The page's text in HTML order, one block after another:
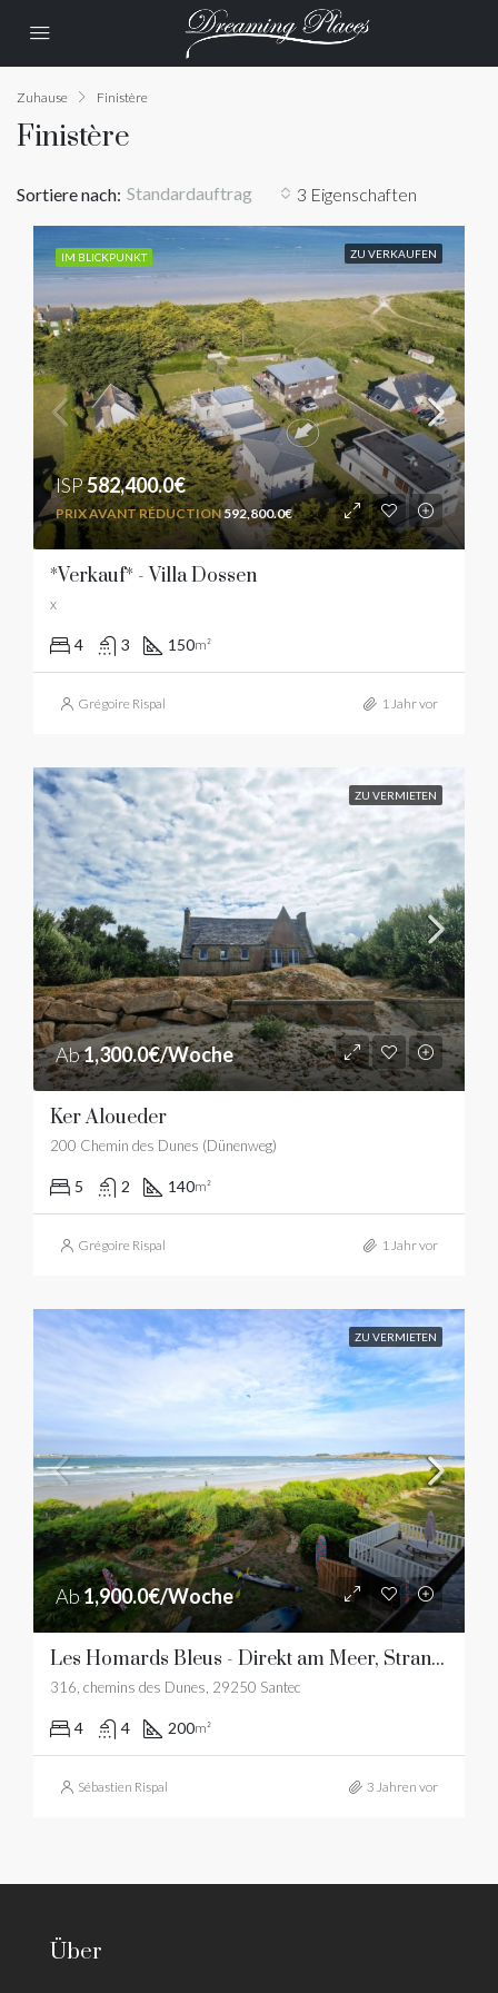
Zuhause Finistère
Finistère
3 Eigenschaften
Sortiere nach: Standardauftrag
IM BLICKPUNKT ZU VERKAUFEN
ISP582,400.0€
592,800.0€
*Verkauf* - Villa Dossen
x
4 3 150m²
Grégoire Rispal 1 Jahr vor
ZU VERMIETEN
Ab1,300.0€/Woche
Ker Aloueder
200 Chemin des Dunes (Dünenweg)
5 2 140m²
Grégoire Rispal 1 Jahr vor
ZU VERMIETEN
Ab1,900.0€/Woche
Les Homards Bleus - Direkt am Meer, Strandzugang, Meerblick
316, chemins des Dunes, 29250 Santec
4 4 200m²
Sébastien Rispal 3 Jahren vor
Über